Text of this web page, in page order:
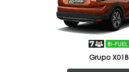
Grupo X01B